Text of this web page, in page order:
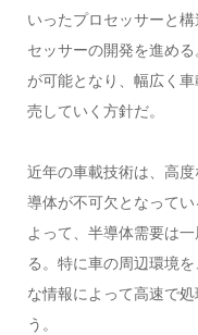
いったプロセッサーと
セッサーの開発を進め
が可能となり、幅広く
売していく方針だ。
近年の車載技術は、高
導体が不可欠となって
よって、半導体需要は
る。特に車の周辺環境
な情報によって高速で
う。